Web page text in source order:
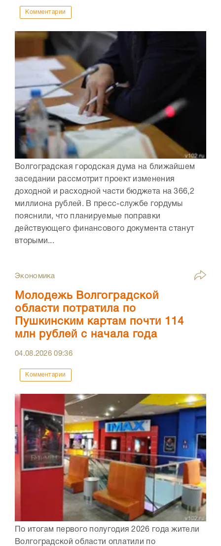
Комментарии
Волгоградская городская дума на ближайшем
заседании рассмотрит проект изменения
доходной и расходной части бюджета на 366,2
миллиона рублей. В пресс-службе гордумы
пояснили, что планируемые поправки
действующего финансового документа станут
вторыми...
Экономика
Молодежь Волгоградской
области потратила по
Пушкинским картам почти 114
млн рублей с начала года
04.08.202609:36
Комментарии
По итогам первого полугодия 2026 года жители
Волгоградской области оплатили по